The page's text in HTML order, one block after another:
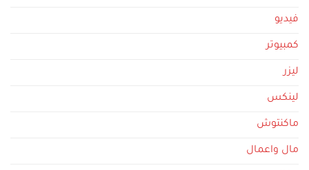
فيديو
كمبيوتر
ليزر
لينكس
ماكنتوش
مال واعمال